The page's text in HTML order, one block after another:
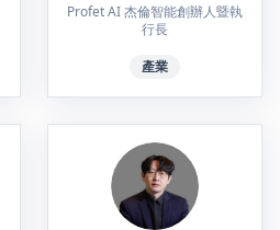
Profet AI 杰倫智能創辦人暨執
行長
產業